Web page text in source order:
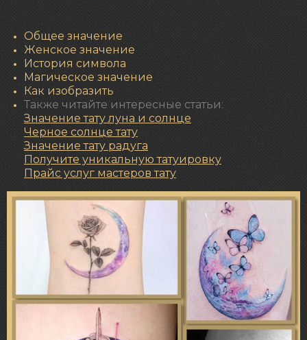
Общее значение
Женское значение
История символа
Магическое значение
Как изобразить
Также читайте интересные статьи:
Значение тату луна и солнце
Черное солнце тату
Значениетату радуга
Получите уникальную татуировку
Прайс услуг мастеров тату